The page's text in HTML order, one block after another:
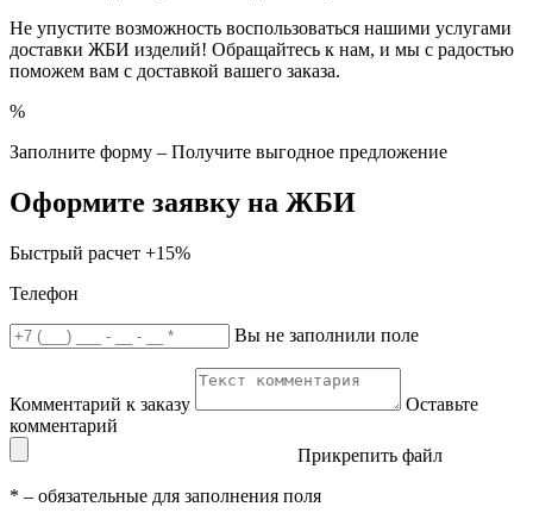
Не упустите возможность воспользоваться нашими услугами
доставки ЖБИ изделий! Обращайтесь к нам, и мы с радостью
поможем вам с доставкой вашего заказа.
%
Заполните форму – Получите выгодное предложение
Оформите заявку на ЖБИ
Быстрый расчет +15%
Телефон
Вы не заполнили поле
Комментарий к заказу
Оставьте
комментарий
Прикрепить файл
* – обязательные для заполнения поля